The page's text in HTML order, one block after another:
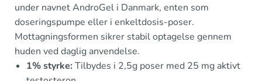
under navnet AndroGel i Danmark, enten som
doseringspumpe eller i enkeltdosis-poser.
Mottagningsformen sikrer stabil optagelse gennem
huden ved daglig anvendelse.
1% styrke:Tilbydes i 2,5g poser med 25 mg aktivt